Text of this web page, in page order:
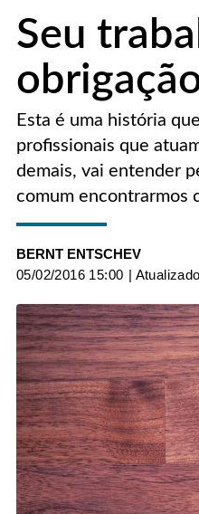
Seu
Esta é uma história
profissionais que
demais, vai entender
comum encontrarmos
BERNT ENTSCHEV
05/02/2016 15:00 | Atualizado